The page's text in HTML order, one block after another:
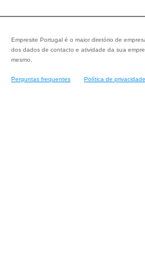
Empresite Portugal é o maior diretório de
dos dados de contacto e atividade da sua
mesmo.
Perguntas frequentes Política de privacidade